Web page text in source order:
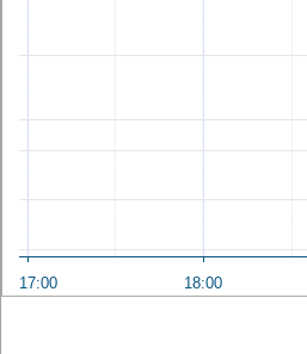
17:00 18:00